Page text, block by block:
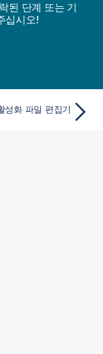
된 단계 또는 기
십시오!
성화 파일 편집기